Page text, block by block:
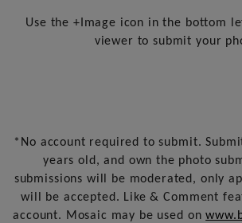
Use the +Image icon in the bottom
viewer to submit your
*No account required to submit.
years old, and own the photo
submissions will be moderated, only
will be accepted. Like & Comment
account. Mosaic may be used on